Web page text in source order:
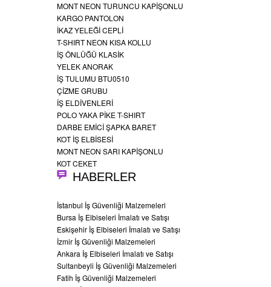
MONT NEON TURUNCU KAPİŞONLU
KARGO PANTOLON
İKAZ YELEĞİ CEPLİ
T-SHIRT NEON KISA KOLLU
İŞ ÖNLÜĞÜ KLASİK
YELEK ANORAK
İŞ TULUMU BTU0510
ÇİZME GRUBU
İŞ ELDİVENLERİ
POLO YAKA PİKE T-SHIRT
DARBE EMİCİ ŞAPKA BARET
KOT İŞ ELBİSESİ
MONT NEON SARI KAPİŞONLU
KOT CEKET
HABERLER
İstanbul İş Güvenliği Malzemeleri
Bursa İş Elbiseleri İmalatı ve Satışı
Eskişehir İş Elbiseleri İmalatı ve Satışı
İzmir İş Güvenliği Malzemeleri
Ankara İş Elbiseleri İmalatı ve Satışı
Sultanbeyli İş Güvenliği Malzemeleri
Fatih İş Güvenliği Malzemeleri